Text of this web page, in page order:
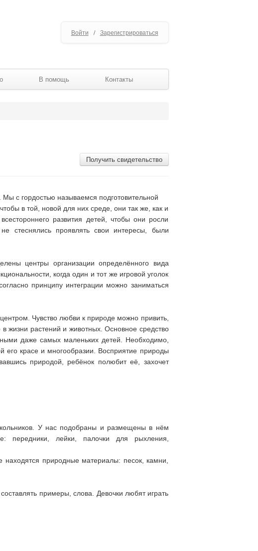
Войти / Зарегистрироваться
В помощь Контакты
Получить свидетельство
с гордостью называемся подготовительной
в той, новой для них среде, они так же, как и
развития детей, чтобы они росли
стеснялись проявлять свои интересы, были
центры организации определённого вида
когда один и тот же игровой уголок
принципу интеграции можно заниматься
Чувство любви к природе можно привить,
жизни растений и животных. Основное средство
даже самых маленьких детей. Необходимо,
его красе и многообразии. Восприятие природы
природой, ребёнок полюбит её, захочет
У нас подобраны и размещены в нём
передники, лейки, палочки для рыхления,
природные материалы: песок, камни,
примеры, слова. Девочки любят играть